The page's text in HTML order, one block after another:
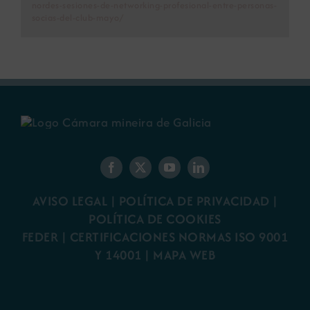
AVISO LEGAL | POLÍTICA DE PRIVACIDAD |
POLÍTICA DE COOKIES
FEDER | CERTIFICACIONES NORMAS ISO 9001
Y 14001 | MAPA WEB